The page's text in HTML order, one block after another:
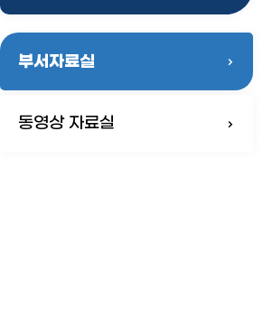
부서자료실
동영상 자료실